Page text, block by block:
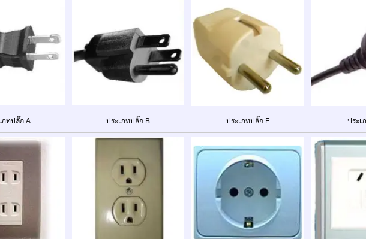
ภทปลั๊ก A ประเภทปลั๊ก B ประเภทปลั๊ก F ประเ